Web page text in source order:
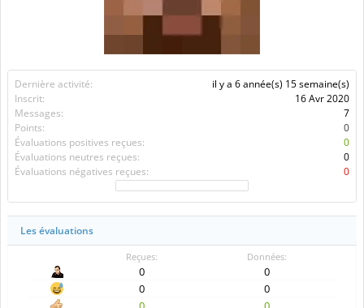
Dernière activité:
il y a 6 année(s) 15 semaine(s)
Inscrit:
16 Avr 2020
Messages:
7
Points:
0
Évaluations positives reçues:
0
Évaluations neutres reçues:
0
Évaluations négatives reçues:
0
Les évaluations
Reçues: Données:
0
0
0
0